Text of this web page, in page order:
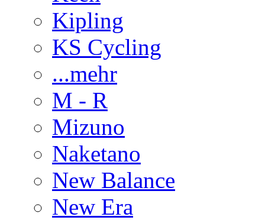
Kipling
KS Cycling
...mehr
M - R
Mizuno
Naketano
New Balance
New Era